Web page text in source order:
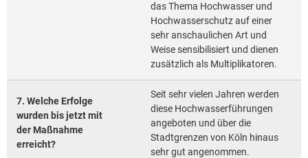
das Thema Hochwasser und
Hochwasserschutz auf einer
sehr anschaulichen Art und
Weise sensibilisiert und dienen
zusätzlich als Multiplikatoren.
7. Welche Erfolge
wurden bis jetzt mit
der Maßnahme
erreicht?
Seit sehr vielen Jahren werden
diese Hochwasserführungen
angeboten und über die
Stadtgrenzen von Köln hinaus
sehr gut angenommen.